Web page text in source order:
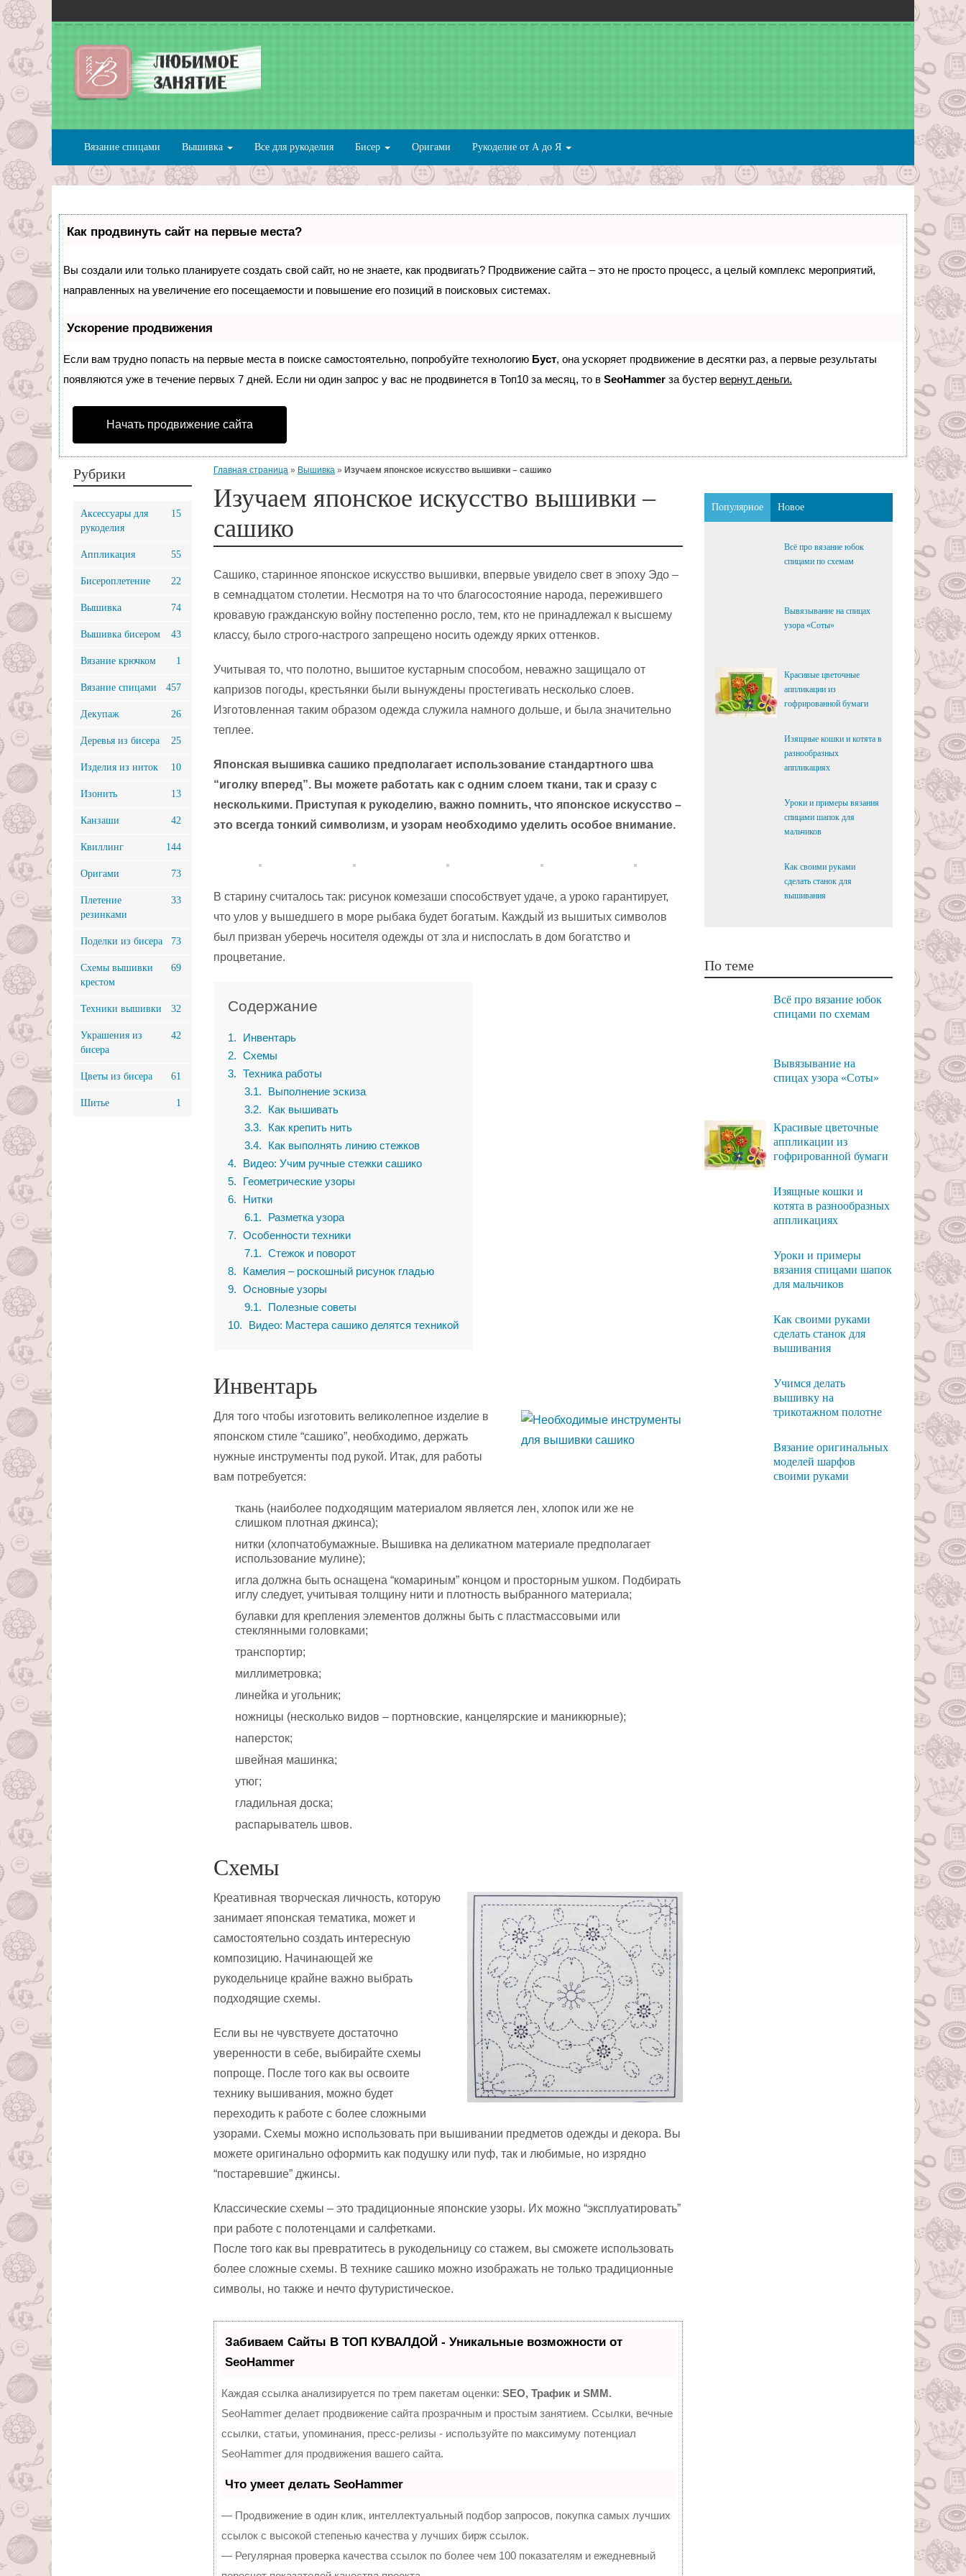
Вязание спицами Вышивка Все для рукоделия Бисер Оригами Рукоделие от А до Я
Как продвинуть сайт на первые места?
Вы создали или только планируете создать свой сайт, но не знаете, как продвигать? Продвижение сайта – это не просто процесс, а целый комплекс мероприятий,
направленных на увеличение его посещаемости и повышение его позиций в поисковых системах.
Ускорение продвижения
Если вам трудно попасть на первые места в поиске самостоятельно, попробуйте технологию Буст, она ускоряет продвижение в десятки раз, а первые результаты
появляются уже в течение первых 7 дней. Если ни один запрос у вас не продвинется в Топ10 за месяц, то в SeoHammer за бустер вернут деньги.
Начать продвижение сайта
Главная страница » Вышивка » Изучаем японское искусство вышивки – сашико
Изучаем японское искусство вышивки –
сашико
Сашико, старинное японское искусство вышивки, впервые увидело свет в эпоху Эдо –
в семнадцатом столетии. Несмотря на то что благосостояние народа, пережившего
кровавую гражданскую войну постепенно росло, тем, кто не принадлежал к высшему
классу, было строго-настрого запрещено носить одежду ярких оттенков.
Учитывая то, что полотно, вышитое кустарным способом, неважно защищало от
капризов погоды, крестьянки были вынуждены простегивать несколько слоев.
Изготовленная таким образом одежда служила намного дольше, и была значительно
теплее.
Японская вышивка сашико предполагает использование стандартного шва
“иголку вперед”. Вы можете работать как с одним слоем ткани, так и сразу с
несколькими. Приступая к рукоделию, важно помнить, что японское искусство –
это всегда тонкий символизм, и узорам необходимо уделить особое внимание.
В старину считалось так: рисунок комезаши способствует удаче, а уроко гарантирует,
что улов у вышедшего в море рыбака будет богатым. Каждый из вышитых символов
был призван уберечь носителя одежды от зла и ниспослать в дом богатство и
процветание.
Содержание
1
Инвентарь
2
Схемы
3
Техника работы
3.1
Выполнение эскиза
3.2
Как вышивать
3.3
Как крепить нить
3.4
Как выполнять линию стежков
4
Видео: Учим ручные стежки сашико
5
Геометрические узоры
6
Нитки
6.1
Разметка узора
7
Особенности техники
7.1
Стежок и поворот
8
Камелия – роскошный рисунок гладью
9
Основные узоры
9.1
Полезные советы
10
Видео: Мастера сашико делятся техникой
Инвентарь
Для того чтобы изготовить великолепное изделие в
японском стиле “сашико”, необходимо, держать
нужные инструменты под рукой. Итак, для работы
вам потребуется:
ткань (наиболее подходящим материалом является лен, хлопок или же не
слишком плотная джинса);
нитки (хлопчатобумажные. Вышивка на деликатном материале предполагает
использование мулине);
игла должна быть оснащена “комариным” концом и просторным ушком. Подбирать
иглу следует, учитывая толщину нити и плотность выбранного материала;
булавки для крепления элементов должны быть с пластмассовыми или
стеклянными головками;
транспортир;
миллиметровка;
линейка и угольник;
ножницы (несколько видов – портновские, канцелярские и маникюрные);
наперсток;
швейная машинка;
утюг;
гладильная доска;
распарыватель швов.
Схемы
Креативная творческая личность, которую
занимает японская тематика, может и
самостоятельно создать интересную
композицию. Начинающей же
рукодельнице крайне важно выбрать
подходящие схемы.
Если вы не чувствуете достаточно
уверенности в себе, выбирайте схемы
попроще. После того как вы освоите
технику вышивания, можно будет
переходить к работе с более сложными
узорами. Схемы можно использовать при вышивании предметов одежды и декора. Вы
можете оригинально оформить как подушку или пуф, так и любимые, но изрядно
“постаревшие” джинсы.
Классические схемы – это традиционные японские узоры. Их можно “эксплуатировать”
при работе с полотенцами и салфетками.
После того как вы превратитесь в рукодельницу со стажем, вы сможете использовать
более сложные схемы. В технике сашико можно изображать не только традиционные
символы, но также и нечто футуристическое.
Забиваем Сайты В ТОП КУВАЛДОЙ - Уникальные возможности от
SeoHammer
Каждая ссылка анализируется по трем пакетам оценки: SEO, Трафик и SMM.
SeoHammer делает продвижение сайта прозрачным и простым занятием. Ссылки, вечные
ссылки, статьи, упоминания, пресс-релизы - используйте по максимуму потенциал
SeoHammer для продвижения вашего сайта.
Что умеет делать SeoHammer
— Продвижение в один клик, интеллектуальный подбор запросов, покупка самых лучших
ссылок с высокой степенью качества у лучших бирж ссылок.
— Регулярная проверка качества ссылок по более чем 100 показателям и ежедневный
Популярное Новое
Всё про вязание юбок
спицами по схемам
Вывязывание на спицах
узора «Соты»
Красивые цветочные
аппликации из
гофрированной бумаги
Изящные кошки и котята в
разнообразных
аппликациях
Уроки и примеры вязания
спицами шапок для
мальчиков
Как своими руками
сделать станок для
вышивания
По теме
Всё про вязание юбок
спицами по схемам
Вывязывание на
спицах узора «Соты»
Красивые цветочные
аппликации из
гофрированной бумаги
Изящные кошки и
котята в разнообразных
аппликациях
Уроки и примеры
вязания спицами шапок
для мальчиков
Как своими руками
сделать станок для
вышивания
Учимся делать
вышивку на
трикотажном полотне
Вязание оригинальных
моделей шарфов
своими руками
Рубрики
Аксессуары для
рукоделия
15
Аппликация 55
Бисероплетение 22
Вышивка 74
Вышивка бисером 43
Вязание крючком 1
Вязание спицами 457
Декупаж 26
Деревья из бисера 25
Изделия из ниток 10
Изонить 13
Канзаши 42
Квиллинг 144
Оригами 73
Плетение
резинками
33
Поделки из бисера 73
Схемы вышивки
крестом
69
Техники вышивки 32
Украшения из
бисера
42
Цветы из бисера 61
Шитье 1